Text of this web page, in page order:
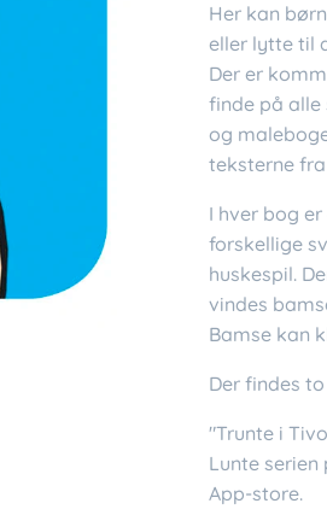
Her kan
eller lytte til
Der er
finde på alle
og
teksterne
I hver bog
forskellige
huskespil.
vindes
Bamse kan
Der findes
"Trunte i
Lunte serien
App-store.